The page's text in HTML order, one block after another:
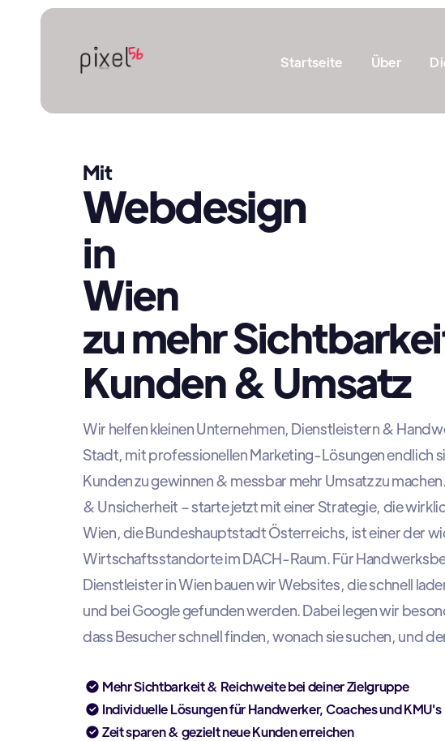
Startseite Über
Mit
Webdesign
in
Wien
zu mehr
Kunden & Umsatz
Wir helfen kleinen Unternehmen, Dienstleistern &
Stadt, mit professionellen Marketing-Lösungen endlich
Kunden zu gewinnen & messbar mehr Umsatz zu
& Unsicherheit – starte jetzt mit einer Strategie, die
Wien, die Bundeshauptstadt Österreichs, ist einer der
Wirtschaftsstandorte im DACH-Raum. Für
Dienstleister in Wien bauen wir Websites, die schnell
und bei Google gefunden werden. Dabei legen wir
dass Besucher schnell finden, wonach sie suchen, und
Mehr Sichtbarkeit & Reichweite bei deiner Zielgruppe
Individuelle Lösungen für Handwerker, Coaches und KMU's
Zeit sparen & gezielt neue Kunden erreichen